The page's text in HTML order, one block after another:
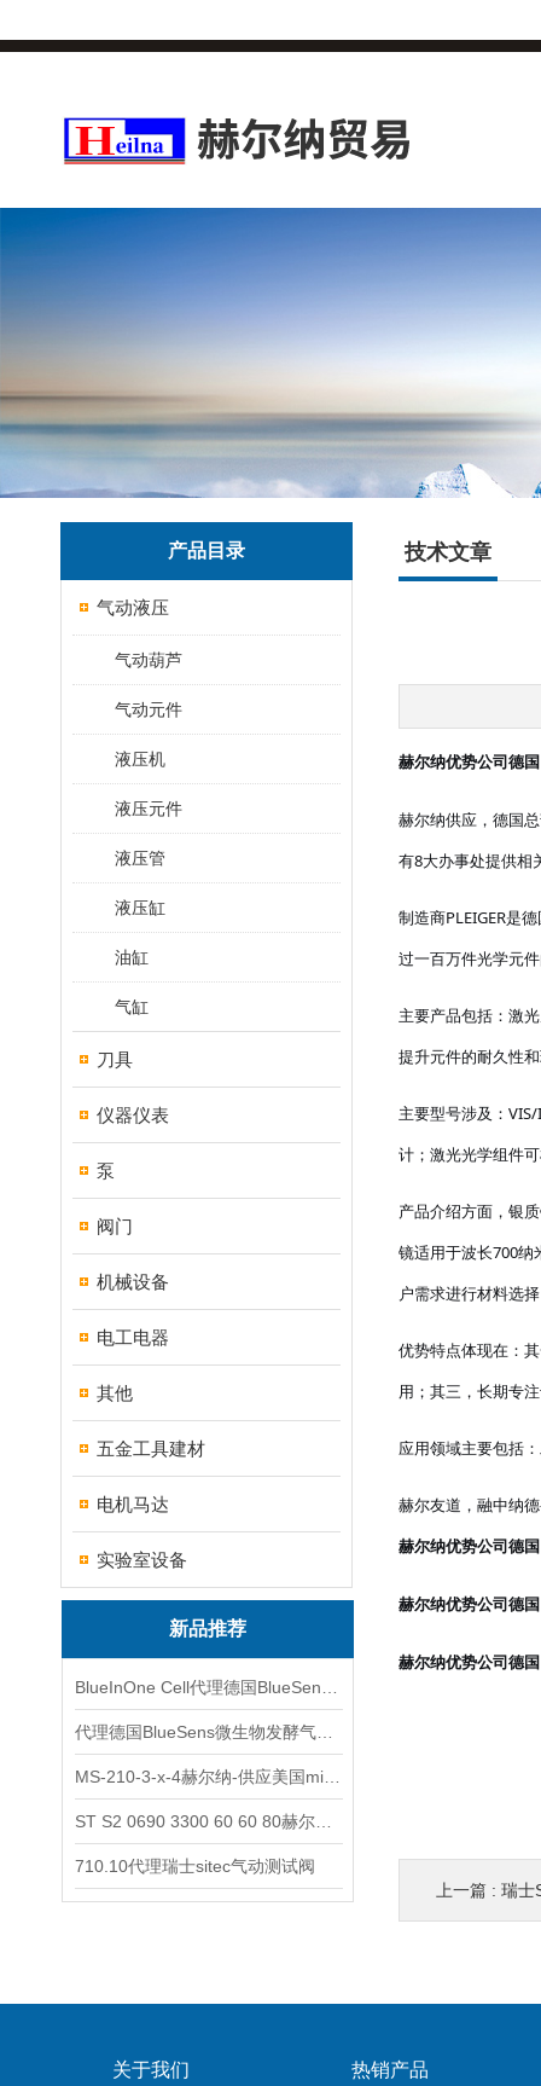
产品目录
气动液压
气动葫芦
气动元件
液压机
液压元件
液压管
液压缸
油缸
气缸
刀具
仪器仪表
泵
阀门
机械设备
电工电器
其他
五金工具建材
电机马达
实验室设备
新品推荐
710.10代理瑞士sitec气动测试阀
技术文章
赫尔纳优势公司德国
赫尔纳供应，德国
有8大办事处提供相
制造商PLEIGER是
过一百万件光学元
主要产品包括：激
提升元件的耐久性
主要型号涉及：
计；激光光学组件
产品介绍方面，银
镜适用于波长700纳
户需求进行材料选
优势特点体现在：
用；其三，长期专
应用领域主要包括
赫尔友道，融中纳德
赫尔纳优势公司德国
赫尔纳优势公司德国
赫尔纳优势公司德国
上一篇 : 瑞士
关于我们 热销产品